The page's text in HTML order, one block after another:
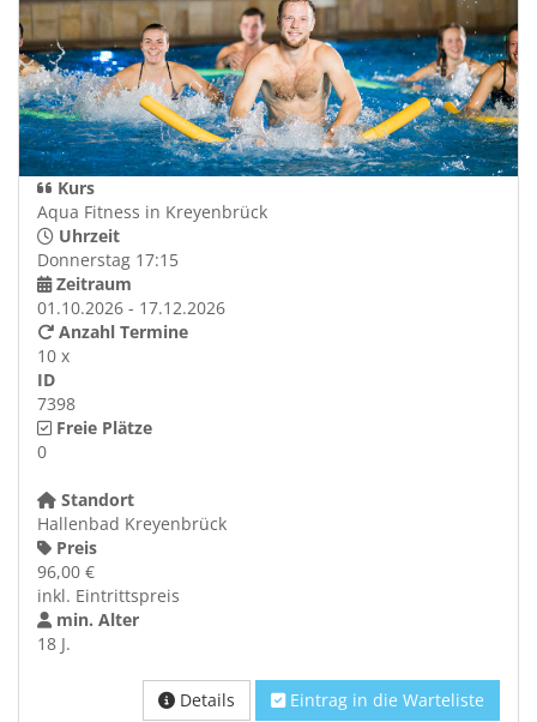
Kurs
Aqua Fitness in Kreyenbrück
Uhrzeit
Donnerstag 17:15
Zeitraum
01.10.2026 - 17.12.2026
Anzahl Termine
10 x
ID
7398
Freie Plätze
0
Standort
Hallenbad Kreyenbrück
Preis
96,00 €
inkl. Eintrittspreis
min. Alter
18 J.
Details Eintrag in die Warteliste